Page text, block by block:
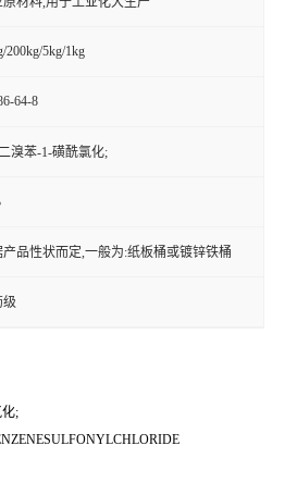
200kg/5kg/1kg
64-8
溴苯-1-磺酰氯化;
产品性状而定,一般为:纸板桶或镀锌铁桶
级
;